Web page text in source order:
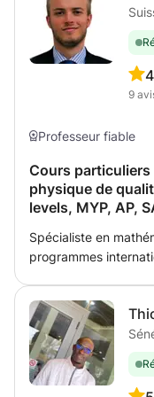
d'aider. Je suis une
9
Professeur fiable
Cours particuliers
physique de
levels, MYP, AP,
Spécialiste en
programmes
mentorat, je suis l'un
Genève. Je me
aux meilleures écoles
dans le programme
dans les domaines